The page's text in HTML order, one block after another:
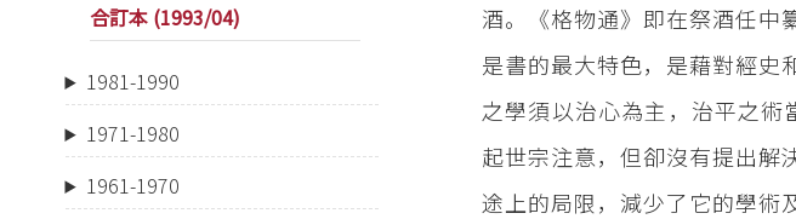
合訂本 (1993/04)
1981-1990
1971-1980
1961-1970
酒。《格物通》即在祭酒任中
是書的最大特色，是藉對經史
之學須以治心為主，治平之
起世宗注意，但卻沒有提出解
途上的局限，減少了它的學術